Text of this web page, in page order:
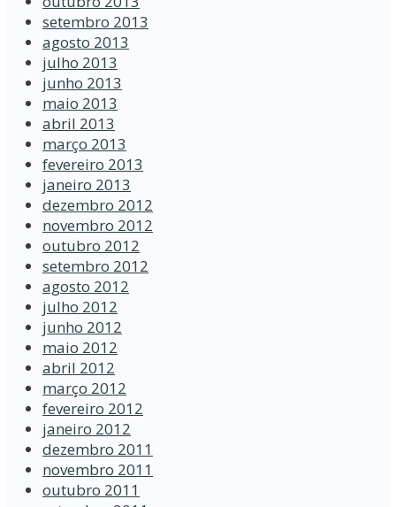
setembro 2013
agosto 2013
julho 2013
junho 2013
maio 2013
abril 2013
março 2013
fevereiro 2013
janeiro 2013
dezembro 2012
novembro 2012
outubro 2012
setembro 2012
agosto 2012
julho 2012
junho 2012
maio 2012
abril 2012
março 2012
fevereiro 2012
janeiro 2012
dezembro 2011
novembro 2011
outubro 2011